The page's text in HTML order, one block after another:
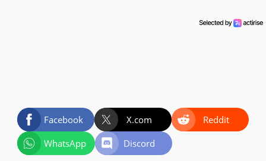
Facebook X.com
Reddit
WhatsApp
Discord